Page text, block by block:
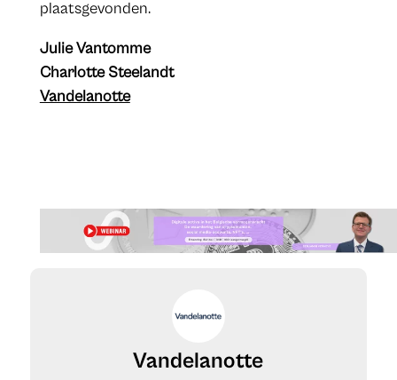
plaatsgevonden.
Julie Vantomme
Charlotte Steelandt
Vandelanotte
Vandelanotte